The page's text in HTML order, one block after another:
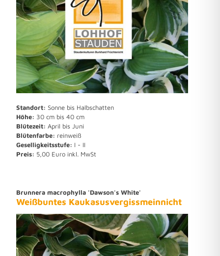
Standort: Sonne bis Halbschatten
Höhe: 30 cm bis 40 cm
Blütezeit: April bis Juni
Blütenfarbe: reinweiß
Geselligkeitsstufe: I - II
Preis: 5,00 Euro inkl. MwSt
Brunnera macrophylla 'Dawson's White'
Weißbuntes Kaukasusvergissmeinnicht